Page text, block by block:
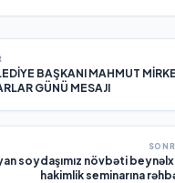
BAŞKANI MAHMUT
GÜNÜ MESAJI
soydaşımız növbəti
hakimlik seminarına